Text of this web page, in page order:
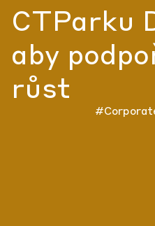
CTParku
aby
růst